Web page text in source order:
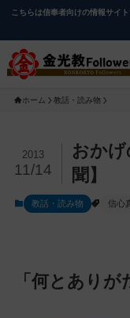
コ
ー
こちらは信奉者向けの情報サイ
ホーム 教話・読み物
メ
イ
コ
ツ
おか
聞】
2013
11/14
教話・読み物 信心
「何とありが